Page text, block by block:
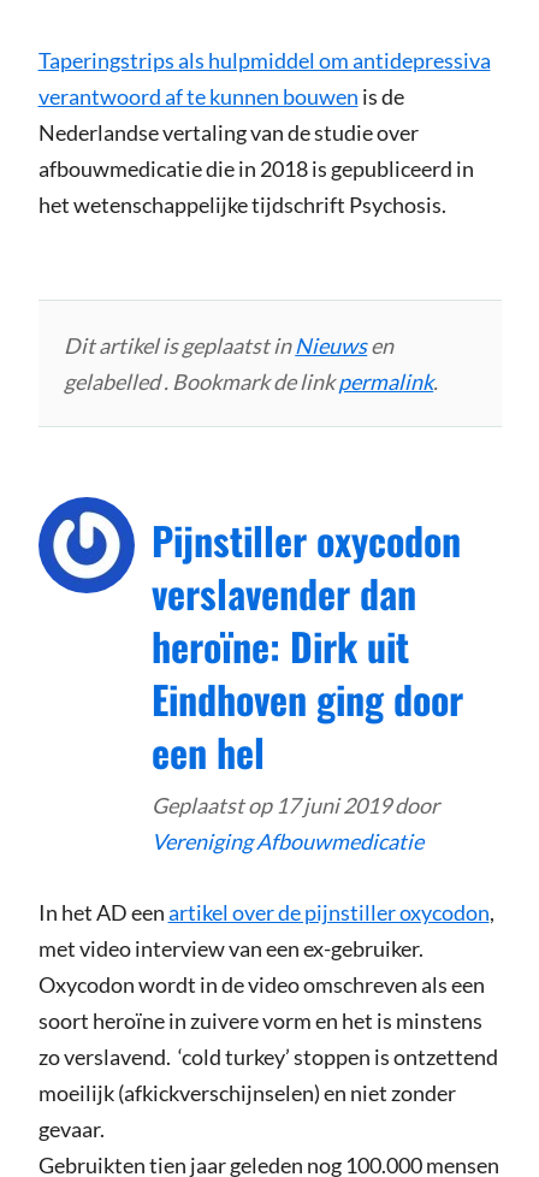
Taperingstrips als hulpmiddel om antidepressiva
verantwoord af te kunnen bouwen is de
Nederlandse vertaling van de studie over
afbouwmedicatie die in 2018 is gepubliceerd in
het wetenschappelijke tijdschrift Psychosis.
Dit artikel is geplaatst inNieuwsen
gelabelled . Bookmark de linkpermalink.
Pijnstiller oxycodon
verslavender dan
heroïne: Dirk uit
Eindhoven ging door
een hel
Geplaatst op 17 juni 2019door
Vereniging Afbouwmedicatie
In het AD eenartikel over de pijnstiller oxycodon,
met video interview van een ex-gebruiker.
Oxycodon wordt in de video omschreven als een
soort heroïne in zuivere vorm en het is minstens
zo verslavend. ‘cold turkey’ stoppen is ontzettend
moeilijk (afkickverschijnselen) en niet zonder
gevaar.
Gebruikten tien jaar geleden nog 100.000 mensen